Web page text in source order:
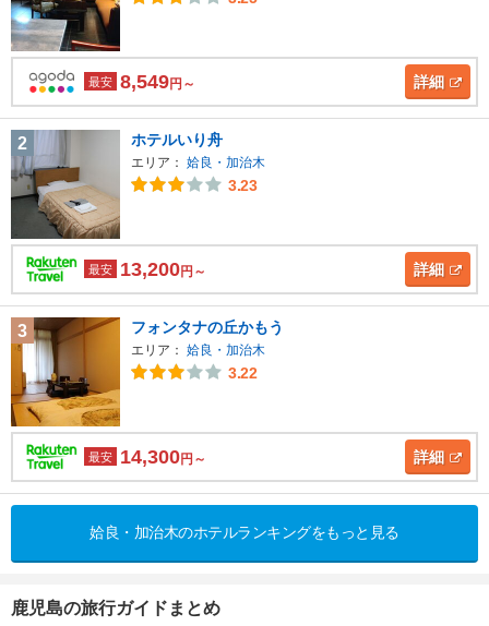
最安 8,549円～ 詳細
2 ホテルいり舟
エリア： 姶良・加治木
3.23
最安 13,200円～ 詳細
3 フォンタナの丘かもう
エリア： 姶良・加治木
3.22
最安 14,300円～ 詳細
姶良・加治木のホテルランキングをもっと見る
鹿児島の旅行ガイドまとめ